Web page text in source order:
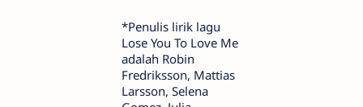
*Penulis lirik lagu
Lose You To Love Me
adalah Robin
Fredriksson, Mattias
Larsson, Selena